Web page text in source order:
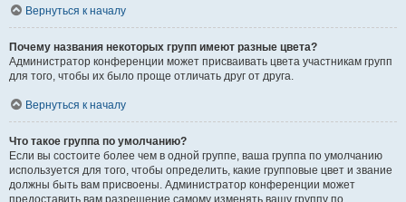
Вернуться к началу
Почему названия некоторых групп имеют разные цвета?
Администратор конференции может присваивать цвета участникам групп
для того, чтобы их было проще отличать друг от друга.
Вернуться к началу
Что такое группа по умолчанию?
Если вы состоите более чем в одной группе, ваша группа по умолчанию
используется для того, чтобы определить, какие групповые цвет и звание
должны быть вам присвоены. Администратор конференции может
предоставить вам разрешение самому изменять вашу группу по